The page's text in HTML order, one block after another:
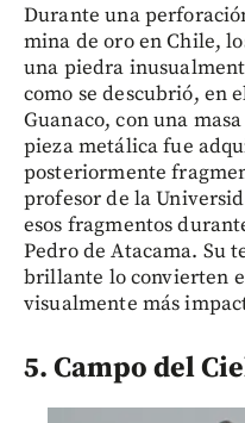
Durante una
mina de oro en Chile,
una piedra
como se descubrió, en
Guanaco, con una
pieza metálica fue
posteriormente
profesor de la
esos fragmentos
Pedro de Atacama. Su
brillante lo convierten
visualmente más
5. Campo del